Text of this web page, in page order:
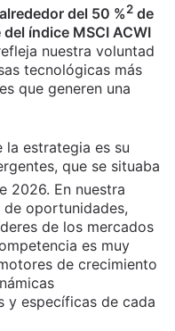
del 50 %2 de
índice MSCI ACWI
nuestra voluntad
tecnológicas más
que generen una
estrategia es su
que se situaba
2026. En nuestra
oportunidades,
de los mercados
es muy
de crecimiento
y específicas de cada